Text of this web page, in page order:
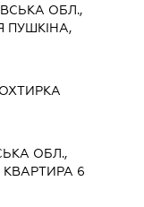
ОБЛ.,
ПУШКІНА,
ОБЛ.,
КВАРТИРА 6